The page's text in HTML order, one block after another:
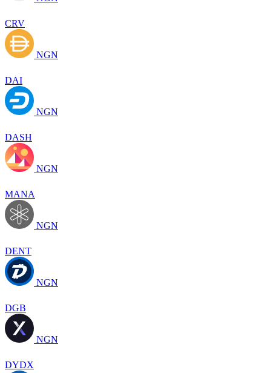
CRV
NGN
DAI
NGN
DASH
NGN
MANA
NGN
DENT
NGN
DGB
NGN
DYDX